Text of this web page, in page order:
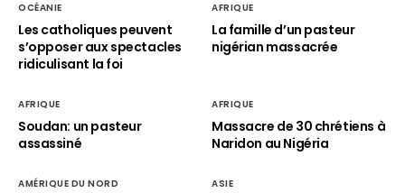
OCÉANIE
Les catholiques peuvent
s’opposer aux spectacles
ridiculisant la foi
AFRIQUE
La famille d’un pasteur
nigérian massacrée
AFRIQUE
Soudan: un pasteur
assassiné
AFRIQUE
Massacre de 30 chrétiens à
Naridon au Nigéria
AMÉRIQUE DU NORD ASIE